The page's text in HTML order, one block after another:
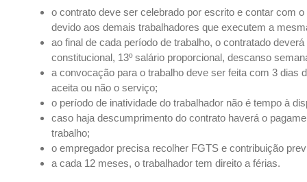
o contrato deve ser celebrado por escrito e contar com
devido aos demais trabalhadores que executem a
ao final de cada período de trabalho, o contratado
constitucional, 13º salário proporcional, descanso
a convocação para o trabalho deve ser feita com 3 dias
aceita ou não o serviço;
o período de inatividade do trabalhador não é tempo à
caso haja descumprimento do contrato haverá o
trabalho;
o empregador precisa recolher FGTS e contribuição
a cada 12 meses, o trabalhador tem direito a férias.